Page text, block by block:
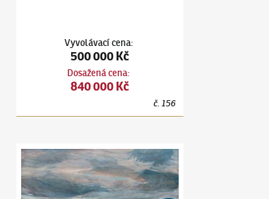
Vyvolávací cena:
500 000 Kč
Dosažená cena:
840 000 Kč
č. 156
Jiří Kars(1880–1945)Tossa de Mar I